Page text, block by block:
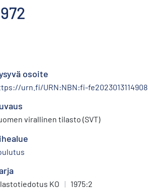
osoite
urn.fi/URN:NBN:fi-fe2023013114908
virallinen tilasto (SVT)
KO | 1975:2